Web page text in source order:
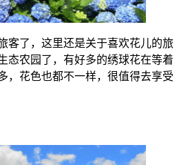
客了，这里还是关于喜欢花儿的旅
态农园了，有好多的绣球花在等着
，花色也都不一样，很值得去享受